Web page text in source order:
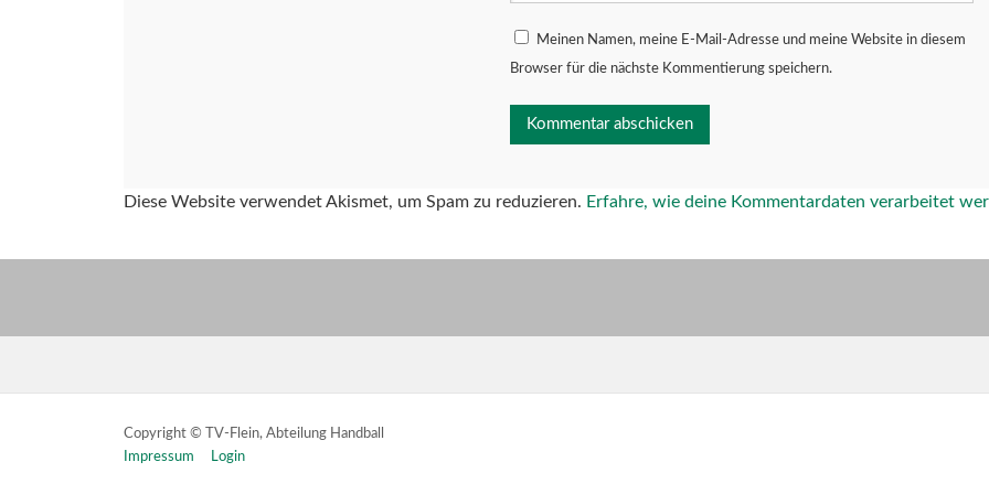
Meinen Namen, meine E-Mail-Adresse und meine Website in diesem
Browser für die nächste Kommentierung speichern.
Diese Website verwendet Akismet, um Spam zu reduzieren. Erfahre, wie deine Kommentardaten verarbeitet
Copyright © TV-Flein, Abteilung Handball
Impressum
Login